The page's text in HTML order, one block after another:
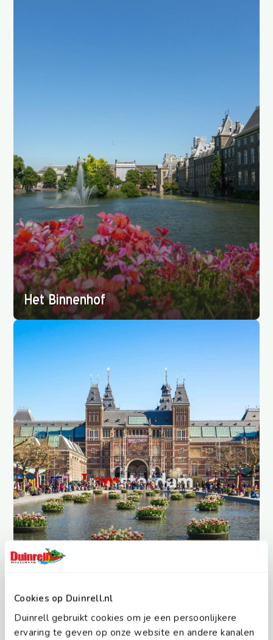
Cookies op Duinrell.nl
Duinrell gebruikt cookies om je een persoonlijkere
ervaring te geven op onze website en andere kanalen
Het Binnenhof
Het Rijksmuseum